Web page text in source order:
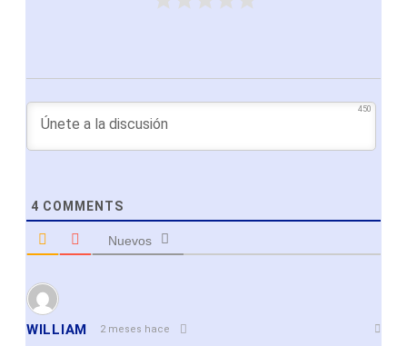
450
4 COMMENTS
Nuevos
WILLIAM 2 meses hace